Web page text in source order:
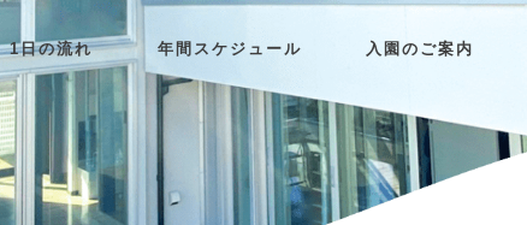
1日の流れ 年間スケジュール 入園のご案内